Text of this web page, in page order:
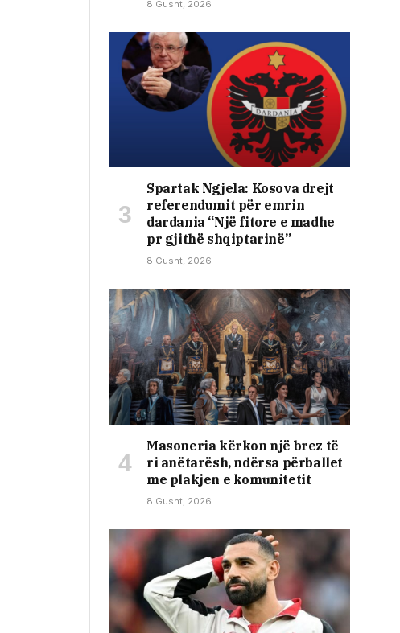
8 Gusht, 2026
Spartak Ngjela: Kosova drejt
referendumit për emrin
dardania “Një fitore e madhe
pr gjithë shqiptarinë”
8 Gusht, 2026
Masoneria kërkon një brez të
ri anëtarësh, ndërsa përballet
me plakjen e komunitetit
8 Gusht, 2026